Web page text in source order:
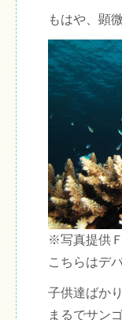
もはや、顕
※写真提供
こちらはデ
子供達ばか
まるでサン